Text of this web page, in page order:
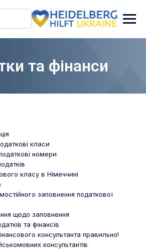
та фінанси
класи
номери
класу в Німеччині
заповнення податкової
щодо заповнення
та фінансів
консультанта правильно!
консультантів